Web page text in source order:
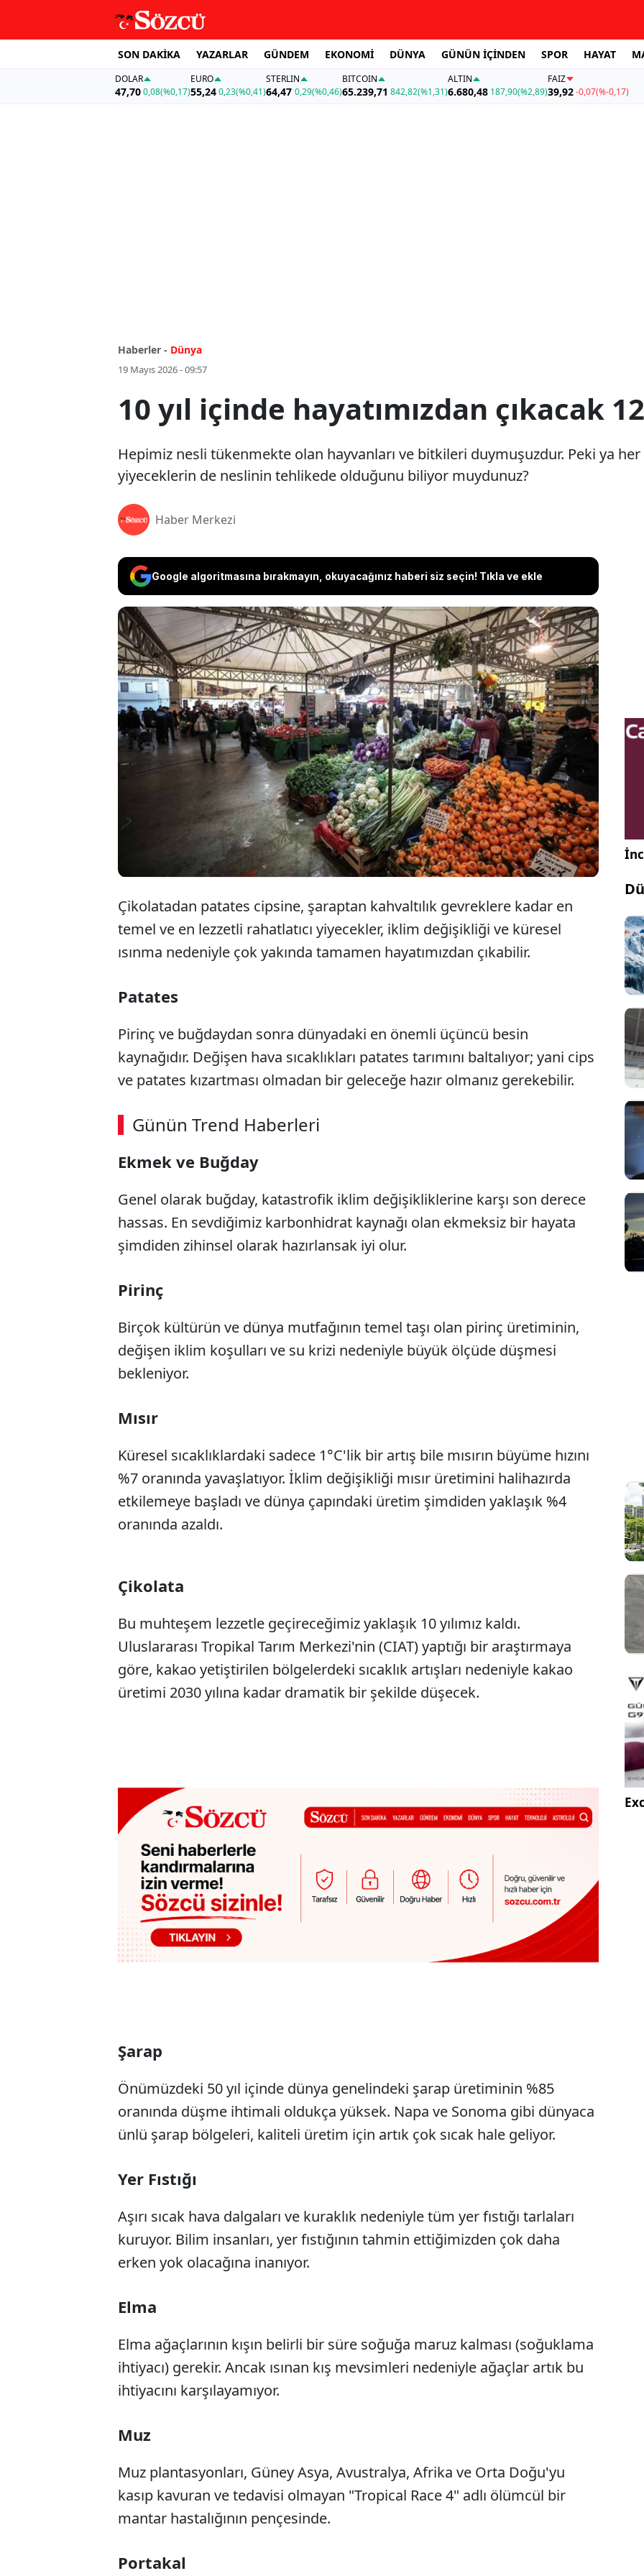
SON DAKİKA YAZARLAR GÜNDEM EKONOMİ DÜNYA GÜNÜN İÇİNDEN SPOR HAYAT
DOLAR
47,700,08(%0,17)
EURO
55,24 0,23(%0,41)
STERLIN
64,47 0,29(%0,46)
BITCOIN
65.239,71 842,82(%1,31)
ALTIN
6.680,48 187,90(%2,89)
FAİZ
39,92-0,07(%-0,17)
Haberler - Dünya
19 Mayıs 2026 - 09:57
10 yıl içinde hayatımızdan çıkacak
Hepimiz nesli tükenmekte olan hayvanları ve bitkileri duymuşuzdur. Peki ya
yiyeceklerin de neslinin tehlikede olduğunu biliyor muydunuz?
Haber Merkezi
Google algoritmasına bırakmayın, okuyacağınız haberi siz seçin! Tıkla ve ekle
Hepimiz nesli tükenmekte olan hayvanları ve bitkileri
duymuşuzdur. Peki ya her gün severek tükettiğimiz
yiyeceklerin de neslinin tehlikede olduğunu biliyor
muydunuz?
Çikolatadan patates cipsine, şaraptan kahvaltılık gevreklere kadar en
temel ve en lezzetli rahatlatıcı yiyecekler, iklim değişikliği ve küresel
ısınma nedeniyle çok yakında tamamen hayatımızdan çıkabilir.
Patates
Pirinç ve buğdaydan sonra dünyadaki en önemli üçüncü besin
kaynağıdır. Değişen hava sıcaklıkları patates tarımını baltalıyor; yani cips
ve patates kızartması olmadan bir geleceğe hazır olmanız gerekebilir.
Günün Trend Haberleri
Ekmek ve Buğday
Genel olarak buğday, katastrofik iklim değişikliklerine karşı son derece
hassas. En sevdiğimiz karbonhidrat kaynağı olan ekmeksiz bir hayata
şimdiden zihinsel olarak hazırlansak iyi olur.
Pirinç
Birçok kültürün ve dünya mutfağının temel taşı olan pirinç üretiminin,
değişen iklim koşulları ve su krizi nedeniyle büyük ölçüde düşmesi
bekleniyor.
Mısır
Küresel sıcaklıklardaki sadece 1°C'lik bir artış bile mısırın büyüme hızını
%7 oranında yavaşlatıyor. İklim değişikliği mısır üretimini halihazırda
etkilemeye başladı ve dünya çapındaki üretim şimdiden yaklaşık %4
oranında azaldı.
Çikolata
Bu muhteşem lezzetle geçireceğimiz yaklaşık 10 yılımız kaldı.
Uluslararası Tropikal Tarım Merkezi'nin (CIAT) yaptığı bir araştırmaya
göre, kakao yetiştirilen bölgelerdeki sıcaklık artışları nedeniyle kakao
üretimi 2030 yılına kadar dramatik bir şekilde düşecek.
Şarap
Önümüzdeki 50 yıl içinde dünya genelindeki şarap üretiminin %85
oranında düşme ihtimali oldukça yüksek. Napa ve Sonoma gibi dünyaca
ünlü şarap bölgeleri, kaliteli üretim için artık çok sıcak hale geliyor.
Yer Fıstığı
Aşırı sıcak hava dalgaları ve kuraklık nedeniyle tüm yer fıstığı tarlaları
kuruyor. Bilim insanları, yer fıstığının tahmin ettiğimizden çok daha
erken yok olacağına inanıyor.
Elma
Elma ağaçlarının kışın belirli bir süre soğuğa maruz kalması (soğuklama
ihtiyacı) gerekir. Ancak ısınan kış mevsimleri nedeniyle ağaçlar artık bu
ihtiyacını karşılayamıyor.
Muz
Muz plantasyonları, Güney Asya, Avustralya, Afrika ve Orta Doğu'yu
kasıp kavuran ve tedavisi olmayan "Tropical Race 4" adlı ölümcül bir
mantar hastalığının pençesinde.
Portakal